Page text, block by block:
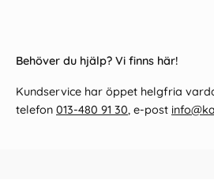
Behöver du hjälp? Vi finns här!
Kundservice har öppet helgfria
telefon 013-480 91 30, e-post